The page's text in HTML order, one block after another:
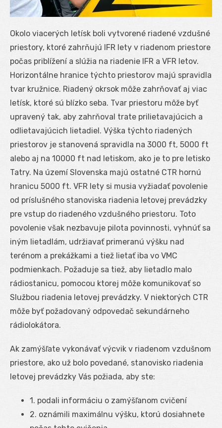
Okolo viacerých letísk boli vytvorené riadené vzdušné
priestory, ktoré zahrňujú IFR lety v riadenom priestore
počas priblížení a slúžia na riadenie IFR a VFR letov.
Horizontálne hranice týchto priestorov majú spravidla
tvar kružnice. Riadený okrsok môže zahrňovať aj viac
letísk, ktoré sú blízko seba. Tvar priestoru môže byť
upravený tak, aby zahrňoval trate prilietavajúcich a
odlietavajúcich lietadiel. Výška týchto riadených
priestorov je stanovená spravidla na 3000 ft, 5000 ft
alebo aj na 10000 ft nad letiskom, ako je to pre letisko
Tatry. Na území Slovenska majú ostatné CTR hornú
hranicu 5000 ft. VFR lety si musia vyžiadať povolenie
od príslušného stanoviska riadenia letovej prevádzky
pre vstup do riadeného vzdušného priestoru. Toto
povolenie však nezbavuje pilota povinnosti, vyhnúť sa
iným lietadlám, udržiavať primeranú výšku nad
terénom a prekážkami a tiež lietať iba vo VMC
podmienkach. Požaduje sa tiež, aby lietadlo malo
rádiostanicu, pomocou ktorej môže komunikovať so
Službou riadenia letovej prevádzky. V niektorých CTR
môže byť požadovaný odpovedač sekundárneho
rádiolokátora.
Ak zamýšľate vykonávať výcvik v riadenom vzdušnom
priestore, ako už bolo povedané, stanovisko riadenia
letovej prevádzky Vás požiada, aby ste:
1. podali informáciu o zamýšľanom cvičení
2. oznámili maximálnu výšku, ktorú dosiahnete